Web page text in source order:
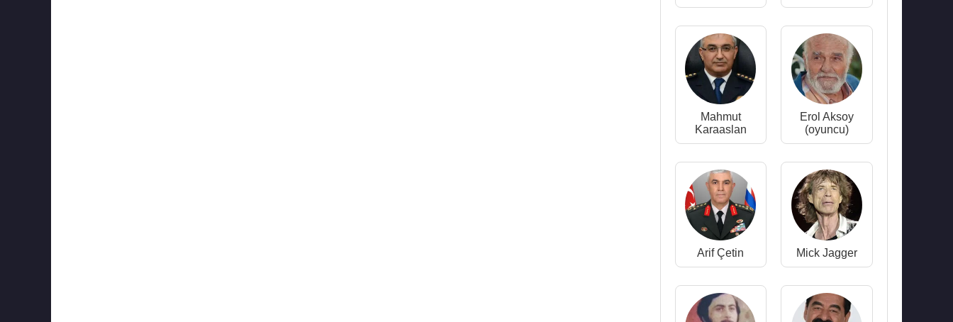
Mahmut
Karaaslan
Erol Aksoy
(oyuncu)
Arif Çetin Mick Jagger